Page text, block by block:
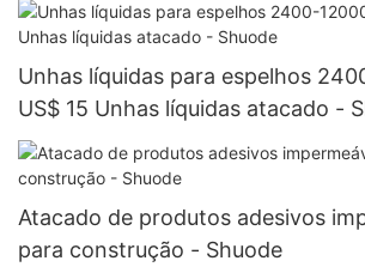
Unhas líquidas para espelhos
US$ 15 Unhas líquidas atacado -
Atacado de produtos adesivos
para construção - Shuode